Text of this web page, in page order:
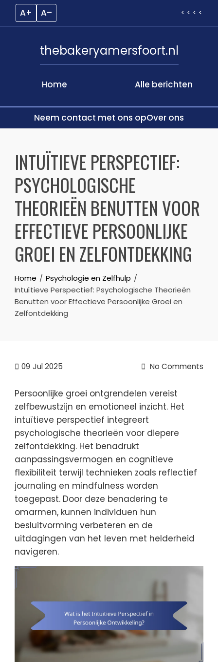
A+ A– < < < <
Home
thebakeryamersfoort.nl
Alle berichten
Neem contact met ons opOver ons
contentINTUÏTIEVE PERSPECTIEF:
PSYCHOLOGISCHE
THEORIEËN BENUTTEN VOOR
EFFECTIEVE PERSOONLIJKE
GROEI EN ZELFONTDEKKING
Home
Psychologie en Zelfhulp
Intuïtieve Perspectief: Psychologische Theorieën
Benutten voor Effectieve Persoonlijke Groei en
Zelfontdekking
09 Jul 2025 No Comments
Persoonlijke groei ontgrendelen vereist
zelfbewustzijn en emotioneel inzicht. Het
intuïtieve perspectief integreert
psychologische theorieën voor diepere
zelfontdekking. Het benadrukt
aanpassingsvermogen en cognitieve
flexibiliteit terwijl technieken zoals reflectief
journaling en mindfulness worden
toegepast. Door deze benadering te
omarmen, kunnen individuen hun
besluitvorming verbeteren en de
uitdagingen van het leven met helderheid
navigeren.